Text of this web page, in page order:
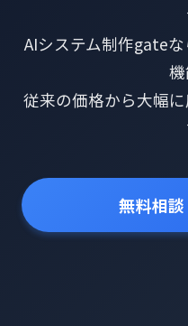
AIシステム制作gate
機
従来の価格から大幅
無料相